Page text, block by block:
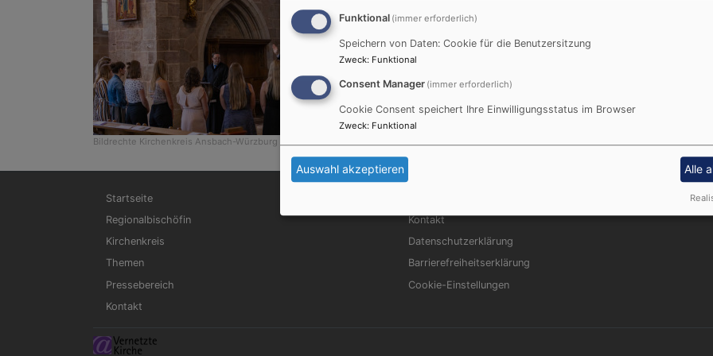
Bildrechte Kirchenkreis Ansbach-Würzburg
Gisela Bornowski für ihren kirchlichen Dienst in der
Ausbildungszeit unter Coronabedingungen war nicht
Menschen haben mit Zuversicht und Engagement diese
Hauptnavigation
Startseite
Regionalbischöfin
Kirchenkreis
Themen
Pressebereich
Kontakt
Kontakt
Datenschutzerklärung
Barrierefreiheitserklärung
Cookie-Einstellungen
Funktional (immer erforderlich)
Speichern von Daten: Cookie für die Benutzersitzung
Zweck: Funktional
Consent Manager (immer erforderlich)
Cookie Consent speichert Ihre Einwilligungsstatus im Browser
Zweck: Funktional
Auswahl akzeptieren Alle